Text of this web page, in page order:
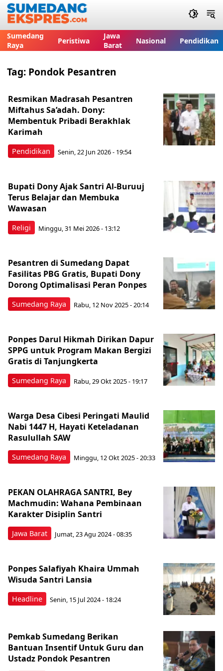
Sumedang
Raya
Peristiwa
Jawa
Barat
Nasional Pendidikan
Tag: Pondok Pesantren
Pendidikan
Resmikan Madrasah Pesantren
Miftahus Sa’adah. Dony:
Membentuk Pribadi Berakhlak
Karimah
Senin, 22 Jun 2026 - 19:54
Religi
Bupati Dony Ajak Santri Al-Buruuj
Terus Belajar dan Membuka
Wawasan
Minggu, 31 Mei 2026 - 13:12
Sumedang Raya
Pesantren di Sumedang Dapat
Fasilitas PBG Gratis, Bupati Dony
Dorong Optimalisasi Peran Ponpes
Rabu, 12 Nov 2025 - 20:14
Sumedang Raya
Ponpes Darul Hikmah Dirikan Dapur
SPPG untuk Program Makan Bergizi
Gratis di Tanjungkerta
Rabu, 29 Okt 2025 - 19:17
Sumedang Raya
Warga Desa Cibesi Peringati Maulid
Nabi 1447 H, Hayati Keteladanan
Rasulullah SAW
Minggu, 12 Okt 2025 - 20:33
Jawa Barat
PEKAN OLAHRAGA SANTRI, Bey
Machmudin: Wahana Pembinaan
Karakter Disiplin Santri
Jumat, 23 Agu 2024 - 08:35
Headline
Ponpes Salafiyah Khaira Ummah
Wisuda Santri Lansia
Senin, 15 Jul 2024 - 18:24
Pemkab Sumedang Berikan
Bantuan Insentif Untuk Guru dan
Ustadz Pondok Pesantren